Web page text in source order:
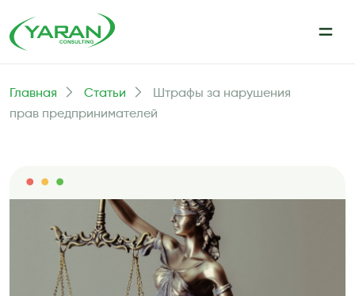
Главная Статьи
Штрафы за нарушения
прав предпринимателей